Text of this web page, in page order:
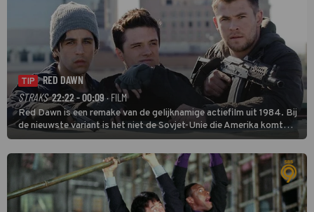
TIP
RED DAWN
STRAKS 22:22 - 00:09· FILM
Red Dawn is een remake van de gelijknamige actiefilm uit 1984. Bij
de nieuwste variant is het niet de Sovjet-Unie die Amerika komt
binnenvallen, maar zijn Rusland en Noord-Korea de vijanden.